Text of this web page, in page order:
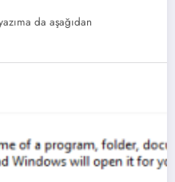
da aşağıdan